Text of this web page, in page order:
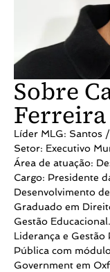
Sobre
Líder MLG: Santos
Setor: Executivo
Área de atuação:
Cargo: Presidente
Desenvolvimento
Graduado em
Gestão
Liderança e
Pública com
Government em